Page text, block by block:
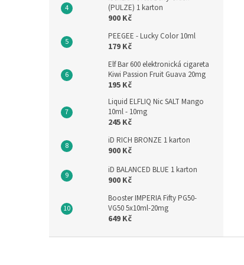
(PULZE) 1 karton
900 Kč
PEEGEE - Lucky Color 10ml
179 Kč
Elf Bar 600 elektronická cigareta
Kiwi Passion Fruit Guava 20mg
195 Kč
Liquid ELFLIQ Nic SALT Mango
10ml - 10mg
245 Kč
iD RICH BRONZE 1 karton
900 Kč
iD BALANCED BLUE 1 karton
900 Kč
Booster IMPERIA Fifty PG50-
VG50 5x10ml-20mg
649 Kč